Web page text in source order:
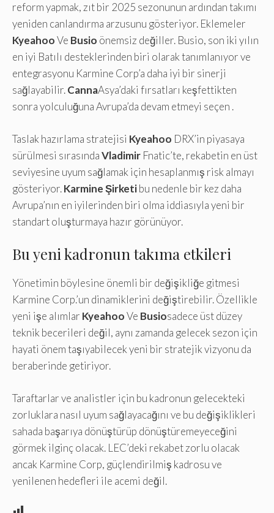
reform yapmak, zıt bir 2025 sezonunun ardından takımı
yeniden canlandırma arzusunu gösteriyor. Eklemeler
KyeahooVe Busio önemsiz değiller. Busio, son iki yılın
en iyi Batılı desteklerinden biri olarak tanımlanıyor ve
entegrasyonu Karmine Corp’a daha iyi bir sinerji
sağlayabilir.CannaAsya’daki fırsatları keşfettikten
sonra yolculuğuna Avrupa’da devam etmeyi seçen .
Taslak hazırlama stratejisi Kyeahoo DRX’in piyasaya
sürülmesi sırasındaVladimir Fnatic’te, rekabetin en üst
seviyesine uyum sağlamak için hesaplanmış risk almayı
gösteriyor.Karmine Şirketibu nedenle bir kez daha
Avrupa’nın en iyilerinden biri olma iddiasıyla yeni bir
standart oluşturmaya hazır görünüyor.
Bu yeni kadronun takıma etkileri
Yönetimin böylesine önemli bir değişikliğe gitmesi
Karmine Corp.’un dinamiklerini değiştirebilir. Özellikle
yeni işe alımlar KyeahooVe Busiosadece üst düzey
teknik becerileri değil, aynı zamanda gelecek sezon için
hayati önem taşıyabilecek yeni bir stratejik vizyonu da
beraberinde getiriyor.
Taraftarlar ve analistler için bu kadronun gelecekteki
zorluklara nasıl uyum sağlayacağını ve bu değişiklikleri
sahada başarıya dönüştürüp dönüştüremeyeceğini
görmek ilginç olacak. LEC’deki rekabet zorlu olacak
ancak Karmine Corp, güçlendirilmiş kadrosu ve
yenilenen hedefleri ile acemi değil.